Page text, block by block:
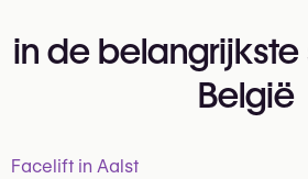
in de
België
Facelift in Aalst